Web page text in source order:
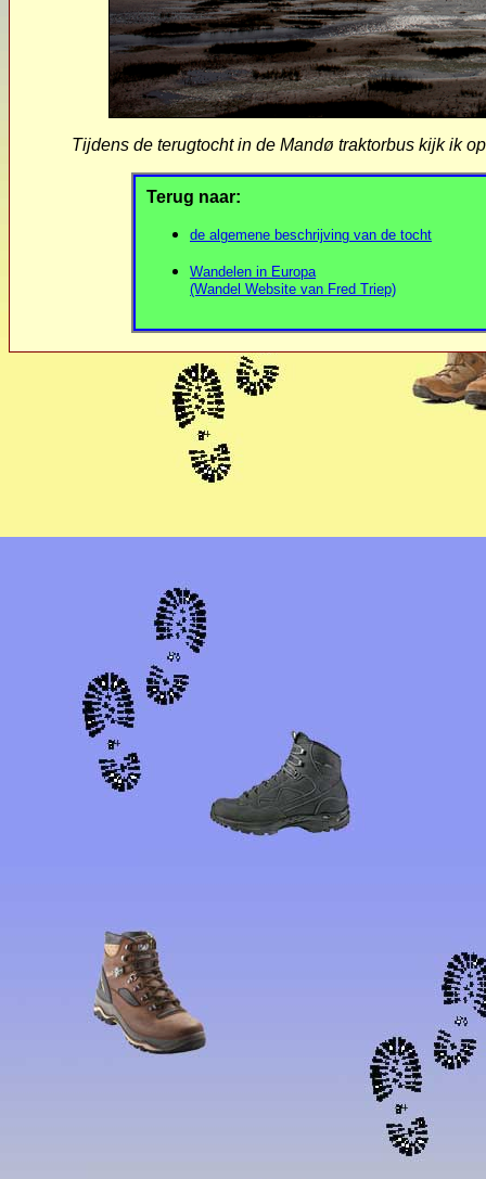
Tijdens de terugtocht in de Mandø traktorbus kijk ik
Terug naar:
de algemene beschrijving van de tocht
Wandelen in Europa
(Wandel Website van Fred Triep)